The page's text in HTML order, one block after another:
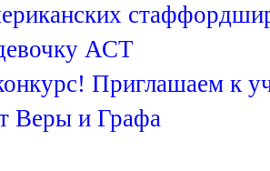
АСТ
Приглашаем к
Веры и Графа